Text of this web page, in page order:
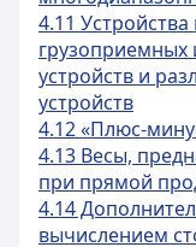
4.11
устройств и
устройств
4.12 «Плюс-
4.13 Весы,
при прямой
4.14
вычислением